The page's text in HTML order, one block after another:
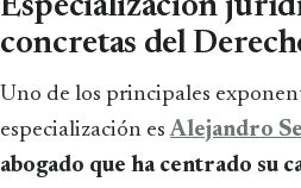
concretas del
Uno de los principales
especialización esAlejandro
abogado que ha centrado su